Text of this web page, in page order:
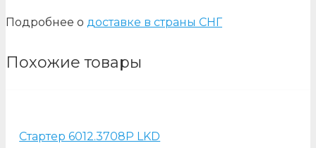
Подробнее о доставке в страны СНГ
Похожие товары
Стартер 6012.3708Р LKD